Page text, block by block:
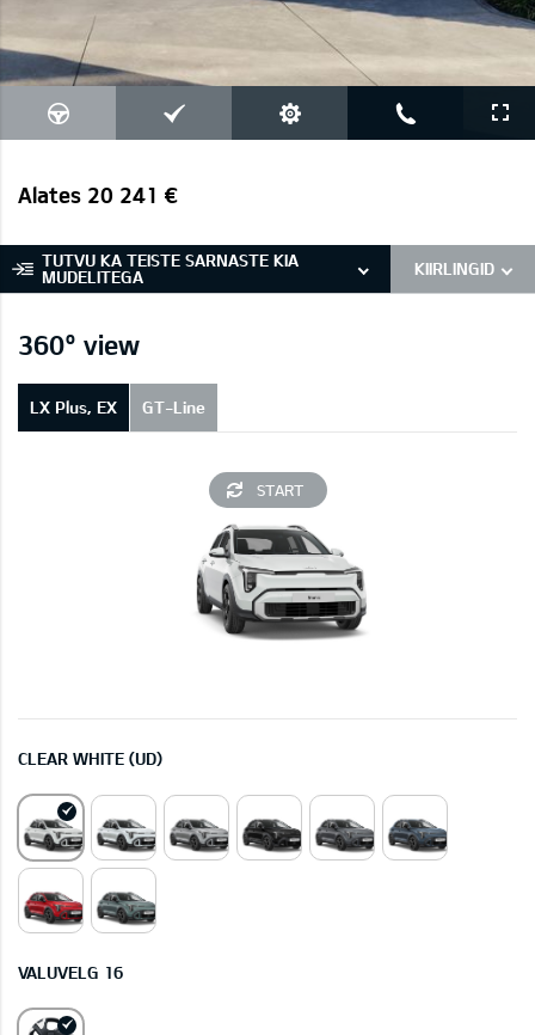
Alates 20 241 €
TUTVU KA TEISTE SARNASTE KIA
MUDELITEGA
KIIRLINGID
360° view
LX Plus, EX GT-Line
START
CLEAR WHITE (UD)
VALUVELG 16